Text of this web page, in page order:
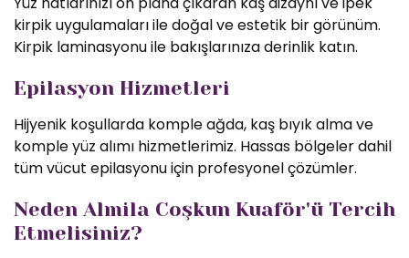
kirpik uygulamaları ile doğal ve estetik bir görünüm.
Kirpik laminasyonu ile bakışlarınıza derinlik katın.
Epilasyon Hizmetleri
Hijyenik koşullarda komple ağda, kaş bıyık alma ve
komple yüz alımı hizmetlerimiz. Hassas bölgeler dahil
tüm vücut epilasyonu için profesyonel çözümler.
Neden Almila Coşkun Kuaför'ü Tercih
Etmelisiniz?